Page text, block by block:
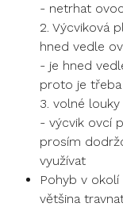
- netrhat
2. Výcviková
hned vedle
- je hned
proto je
3. volné
- výcvik ovcí
prosím
využívat
Pohyb v
většina